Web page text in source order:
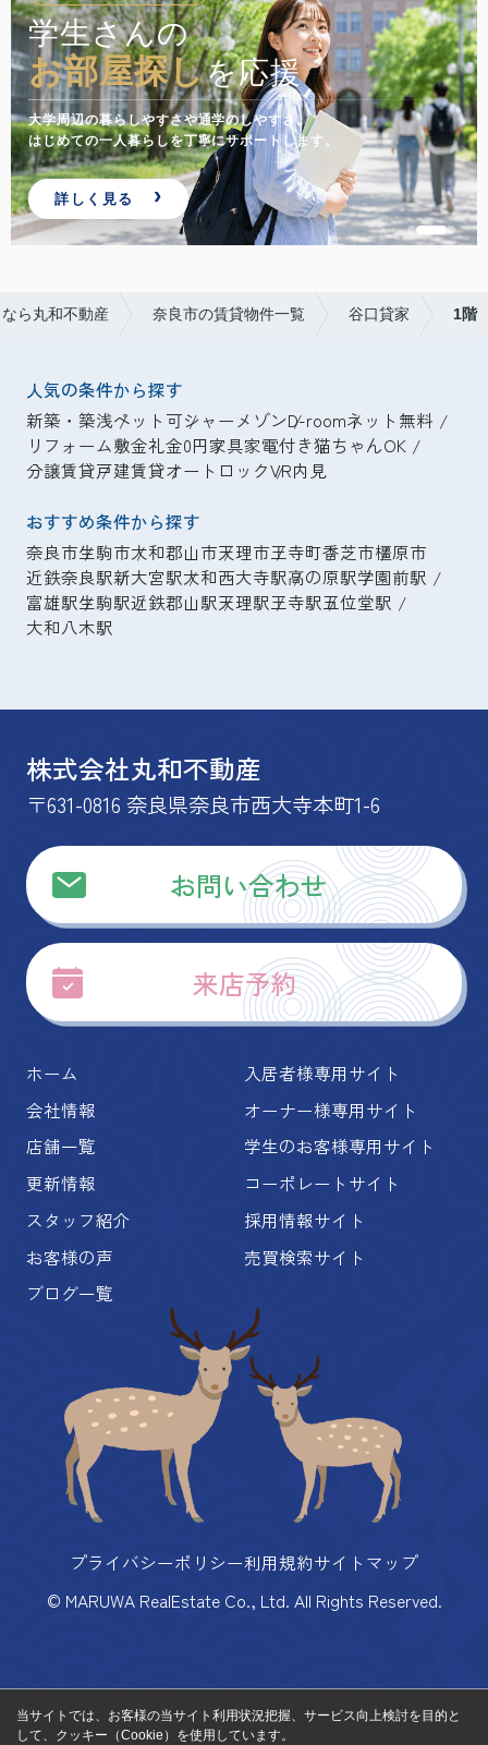
学生さんの
お部屋探しを応援
大学周辺の暮らしやすさや通学のしやすさ。
はじめての一人暮らしを丁寧にサポートします。
詳しく見る
ら丸和不動産 奈良市の賃貸物件一覧 谷口貸家 1階
人気の条件から探す
新築・築浅ペット可シャーメゾンD-roomネット無料
リフォーム敷金礼金0円家具家電付き猫ちゃんOK
分譲賃貸戸建賃貸オートロックVR内見
おすすめ条件から探す
奈良市生駒市大和郡山市天理市王寺町香芝市橿原市
近鉄奈良駅新大宮駅大和西大寺駅高の原駅学園前駅
富雄駅生駒駅近鉄郡山駅天理駅王寺駅五位堂駅
大和八木駅
株式会社丸和不動産
〒631-0816 奈良県奈良市西大寺本町1-6
お問い合わせ
来店予約
ホーム
会社情報
店舗一覧
更新情報
スタッフ紹介
お客様の声
ブログ一覧
入居者様専用サイト
オーナー様専用サイト
学生のお客様専用サイト
コーポレートサイト
採用情報サイト
売買検索サイト
プライバシーポリシー利用規約サイトマップ
© MARUWA RealEstate Co., Ltd. All Rights Reserved.
当サイトでは、お客様の当サイト利用状況把握、サービス向上検討を目的と
して、クッキー（Cookie）を使用しています。